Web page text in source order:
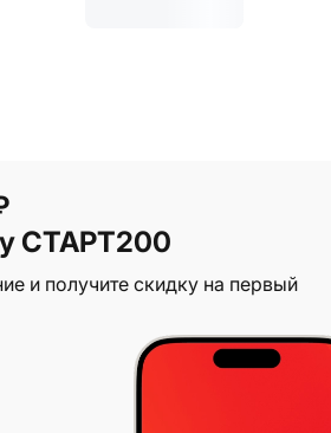
СТАРТ200
и получите скидку на первый